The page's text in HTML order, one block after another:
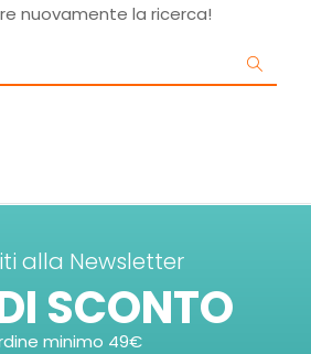
nuovamente la ricerca!
alla Newsletter
SCONTO
minimo 49€